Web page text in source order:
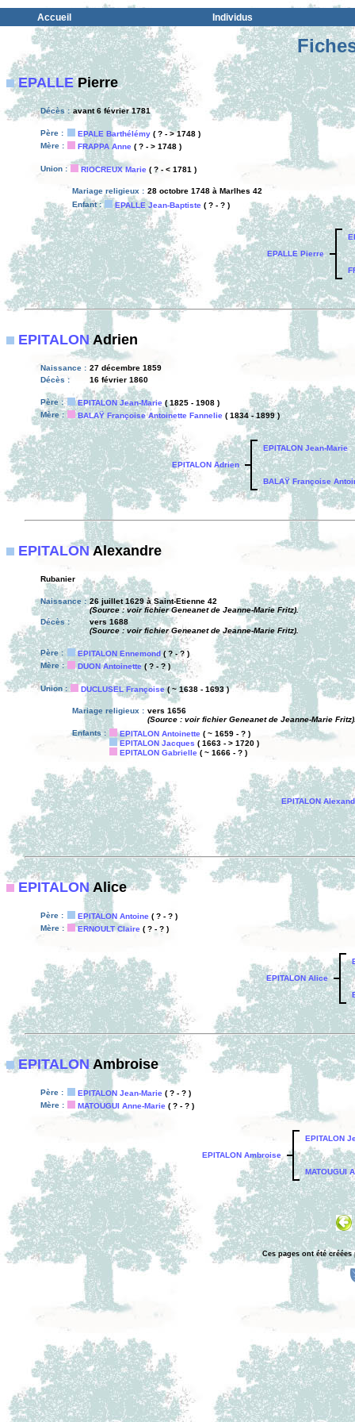
Accueil Individus
EPALLEPierre
Décès : avant 6 février 1781
Père : EPALE Barthélémy ( ? - > 1748 )
Mère :
FRAPPA Anne ( ? - > 1748 )
Union : RIOCREUX Marie ( ? - < 1781 )
Mariage religieux : 28 octobre 1748 à Marlhes 42
Enfant :
EPALLE Jean-Baptiste ( ? - ? )
EPALLE Pierre
EPITALONAdrien
Naissance : 27 décembre 1859
Décès :
16 février 1860
Père : EPITALON Jean-Marie ( 1825 - 1908 )
Mère :
BALAŸ Françoise Antoinette Fannelie ( 1834 - 1899 )
EPITALON Adrien
EPITALON Jean-Marie
BALAŸ Françoise
EPITALONAlexandre
Rubanier
Naissance : 26 juillet 1629 à Saint-Etienne 42
(Source : voir fichier Geneanet de Jeanne-Marie Fritz).
Décès :
vers 1688
(Source : voir fichier Geneanet de Jeanne-Marie Fritz).
Père : EPITALON Ennemond ( ? - ? )
Mère :
DUON Antoinette ( ? - ? )
Union : DUCLUSEL Françoise( ~ 1638 - 1693 )
Mariage religieux : vers 1656
(Source : voir fichier Geneanet de Jeanne-Marie
Enfants :
EPITALON Antoinette ( ~ 1659 - ? )
EPITALON Jacques ( 1663 - > 1720 )
EPITALON Gabrielle ( ~ 1666 - ? )
EPITALON
EPITALONAlice
Père : EPITALON Antoine ( ? - ? )
Mère :
ERNOULT Claire ( ? - ? )
EPITALON Alice
EPITALONAmbroise
Père : EPITALON Jean-Marie ( ? - ? )
Mère :
MATOUGUI Anne-Marie ( ? - ? )
EPITALON Ambroise
EPITALON
MATOUGUI
Ces pages ont été